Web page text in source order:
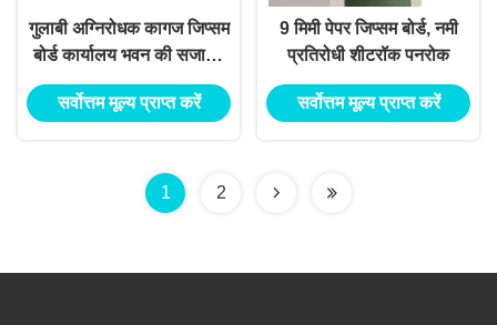
गुलाबी अग्निरोधक कागज जिप्सम
बोर्ड कार्यालय भवन की सजावट
के लिए
सर्वोत्तम मूल्य प्राप्त करें
9 मिमी पेपर जिप्सम बोर्ड, नमी
प्रतिरोधी शीटरॉक पनरोक
सर्वोत्तम मूल्य प्राप्त करें
1 2